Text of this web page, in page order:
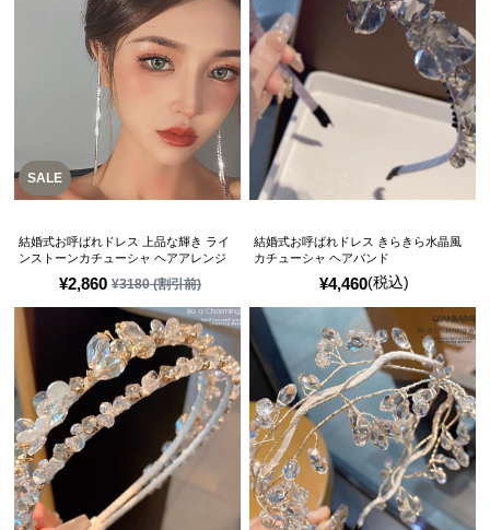
SALE
¥2,860 ¥3180(割引前)
結婚式お呼ばれドレス 上品な輝き ライ
ンストーンカチューシャ ヘアアレンジ
¥4,460(税込)
結婚式お呼ばれドレス きらきら水晶風
カチューシャ ヘアバンド